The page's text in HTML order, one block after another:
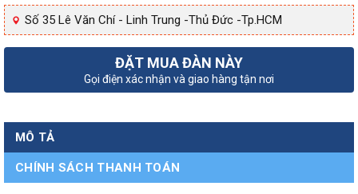
Số 35 Lê Văn Chí - Linh Trung -Thủ Đức -Tp.HCM
ĐẶT MUA ĐÀN NÀY
Gọi điện xác nhận và giao hàng tận nơi
MÔ TẢ
CHÍNH SÁCH THANH TOÁN